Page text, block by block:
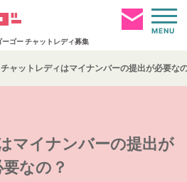
ーゴー チャットレディ募集
ージへログイン
MENU
チャットレディはマイナンバーの提出が必要な
マイナンバーの提出が
要なの？